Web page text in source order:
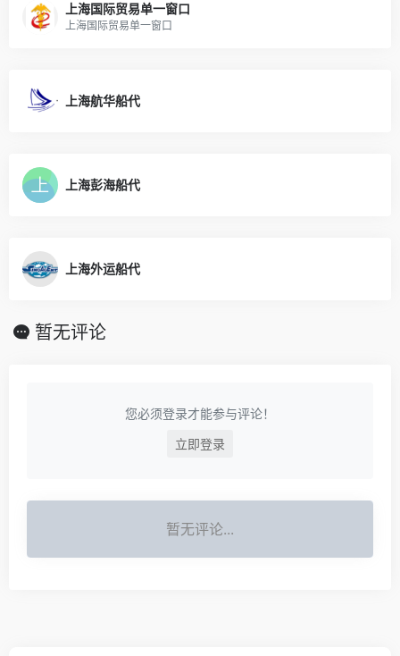
上海国际贸易单一窗口
上海国际贸易单一窗口
上海航华船代
上海彭海船代
上海外运船代
暂无评论
您必须登录才能参与评论！
立即登录
暂无评论...